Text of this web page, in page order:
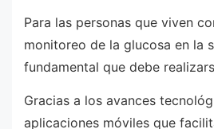
Para las personas que viven
monitoreo de la glucosa en la
fundamental que debe
Gracias a los avances
aplicaciones móviles que